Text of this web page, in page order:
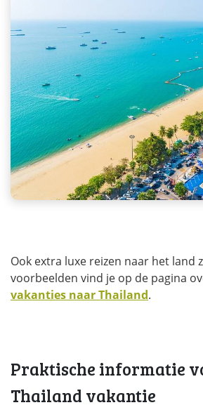
Ook extra luxe reizen naar het land
voorbeelden vind je op de pagina
vakanties naar Thailand.
Praktische informatie
Thailand vakantie